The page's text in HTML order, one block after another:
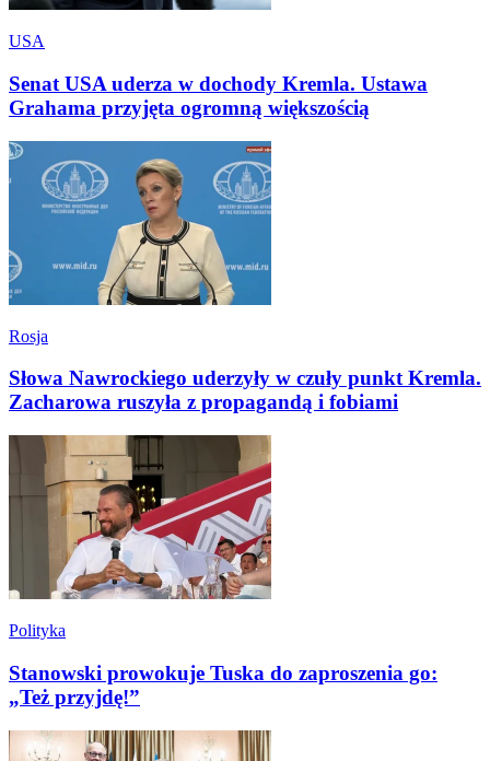
USA
Senat USA uderza w dochody Kremla. Ustawa
Grahama przyjęta ogromną większością
Rosja
Słowa Nawrockiego uderzyły w czuły punkt Kremla.
Zacharowa ruszyła z propagandą i fobiami
Polityka
Stanowski prowokuje Tuska do zaproszenia go:
„Też przyjdę!”